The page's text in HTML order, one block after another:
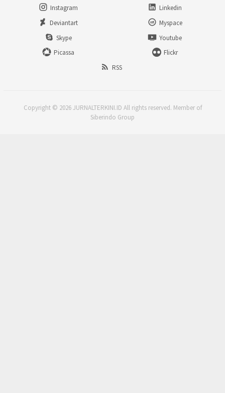
Instagram
Linkedin
Deviantart
Myspace
Skype
Youtube
Picassa
Flickr
RSS
Copyright © 2026 JURNALTERKINI.ID All rights reserved. Member of
Siberindo Group